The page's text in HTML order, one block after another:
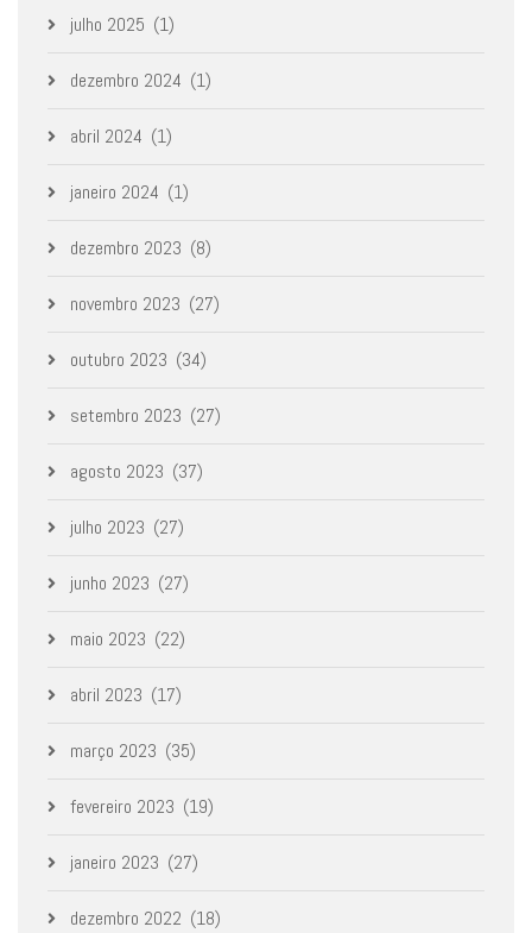
julho 2025 (1)
dezembro 2024 (1)
abril 2024 (1)
janeiro 2024 (1)
dezembro 2023 (8)
novembro 2023 (27)
outubro 2023 (34)
setembro 2023 (27)
agosto 2023 (37)
julho 2023 (27)
junho 2023 (27)
maio 2023 (22)
abril 2023 (17)
março 2023 (35)
fevereiro 2023 (19)
janeiro 2023 (27)
dezembro 2022 (18)